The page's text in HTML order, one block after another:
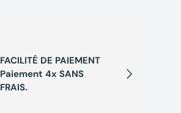
Suivant
FACILITÉ DE PAIEMENT
Paiement 4x SANS
FRAIS.